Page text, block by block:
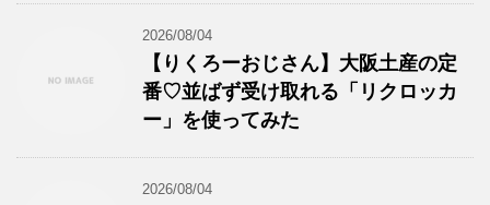
2026/08/04
【りくろーおじさん】大阪土産の定
番♡並ばず受け取れる「リクロッカ
ー」を使ってみた
2026/08/04